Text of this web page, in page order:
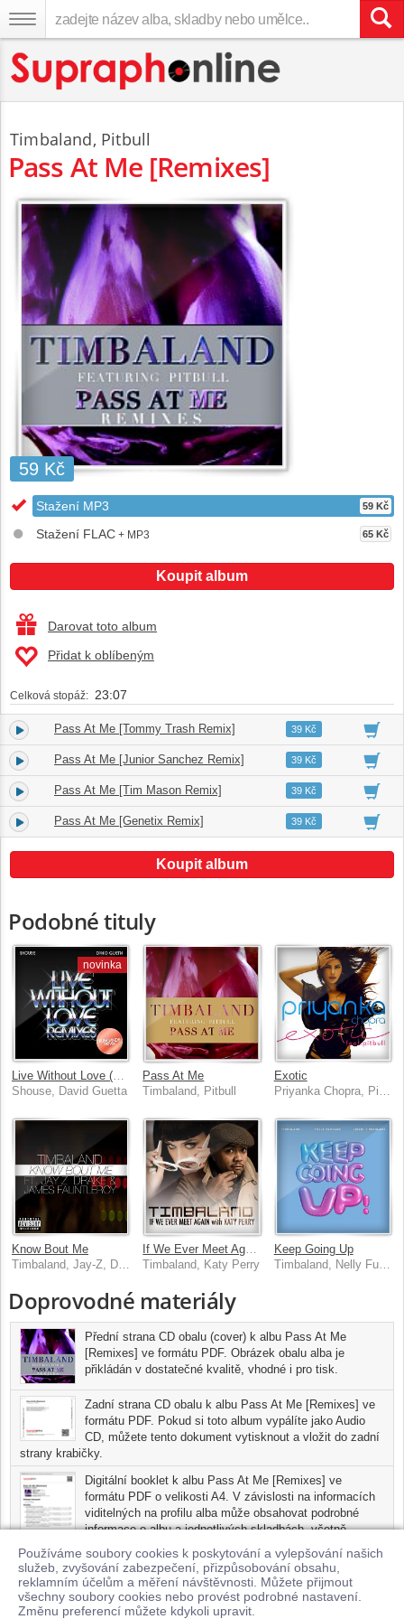
Používáme soubory cookies k poskytování a vylepšování našich
služeb, zvyšování zabezpečení, přizpůsobování obsahu,
reklamním účelům a měření návštěvnosti. Můžete přijmout
všechny soubory cookies nebo provést podrobné nastavení.
Změnu preferencí můžete kdykoli upravit.
Timbaland, Pitbull
Pass At Me [Remixes]
59 Kč
Stažení MP3 59 Kč
Stažení FLAC + MP3 65 Kč
Koupit album
Darovat toto album
Přidat k oblíbeným
Celková stopáž: 23:07
1. Pass At Me [Tommy Trash Remix] 05:2239 Kč
2. Pass At Me [Junior Sanchez Remix] 07:0239 Kč
3. Pass At Me [Tim Mason Remix] 05:3239 Kč
4. Pass At Me [Genetix Remix] 05:1139 Kč
Koupit album
Podobné tituly
novinka
Shouse, David Guetta
Pass At Me
Timbaland, Pitbull
Exotic
Know Bout Me
Timbaland, Jay-Z, Drake, James Fauntleroy
If We Ever Meet Again (Featuring Katy Perry) [UK Version]
Timbaland, Katy Perry
Keep Going Up
Timbaland, Nelly Furtado, Justin Timberlake
Doprovodné materiály
Přední strana CD obalu (cover) k albu Pass At Me
[Remixes] ve formátu PDF. Obrázek obalu alba je
přikládán v dostatečné kvalitě, vhodné i pro tisk.
Zadní strana CD obalu k albu Pass At Me [Remixes] ve
formátu PDF. Pokud si toto album vypálíte jako Audio
CD, můžete tento dokument vytisknout a vložit do zadní
strany krabičky.
Digitální booklet k albu Pass At Me [Remixes] ve
formátu PDF o velikosti A4. V závislosti na informacích
viditelných na profilu alba může obsahovat podrobné
informace o albu a jednotlivých skladbách, včetně
seznamu participujících umělců, přesného data a místa
nahrání pro každou ze skladeb. Digitální booklet je tisknutelnou
variantou profilu alba.
Pro možnost stažení doprovodných materiálů je nutné mít zakoupenu